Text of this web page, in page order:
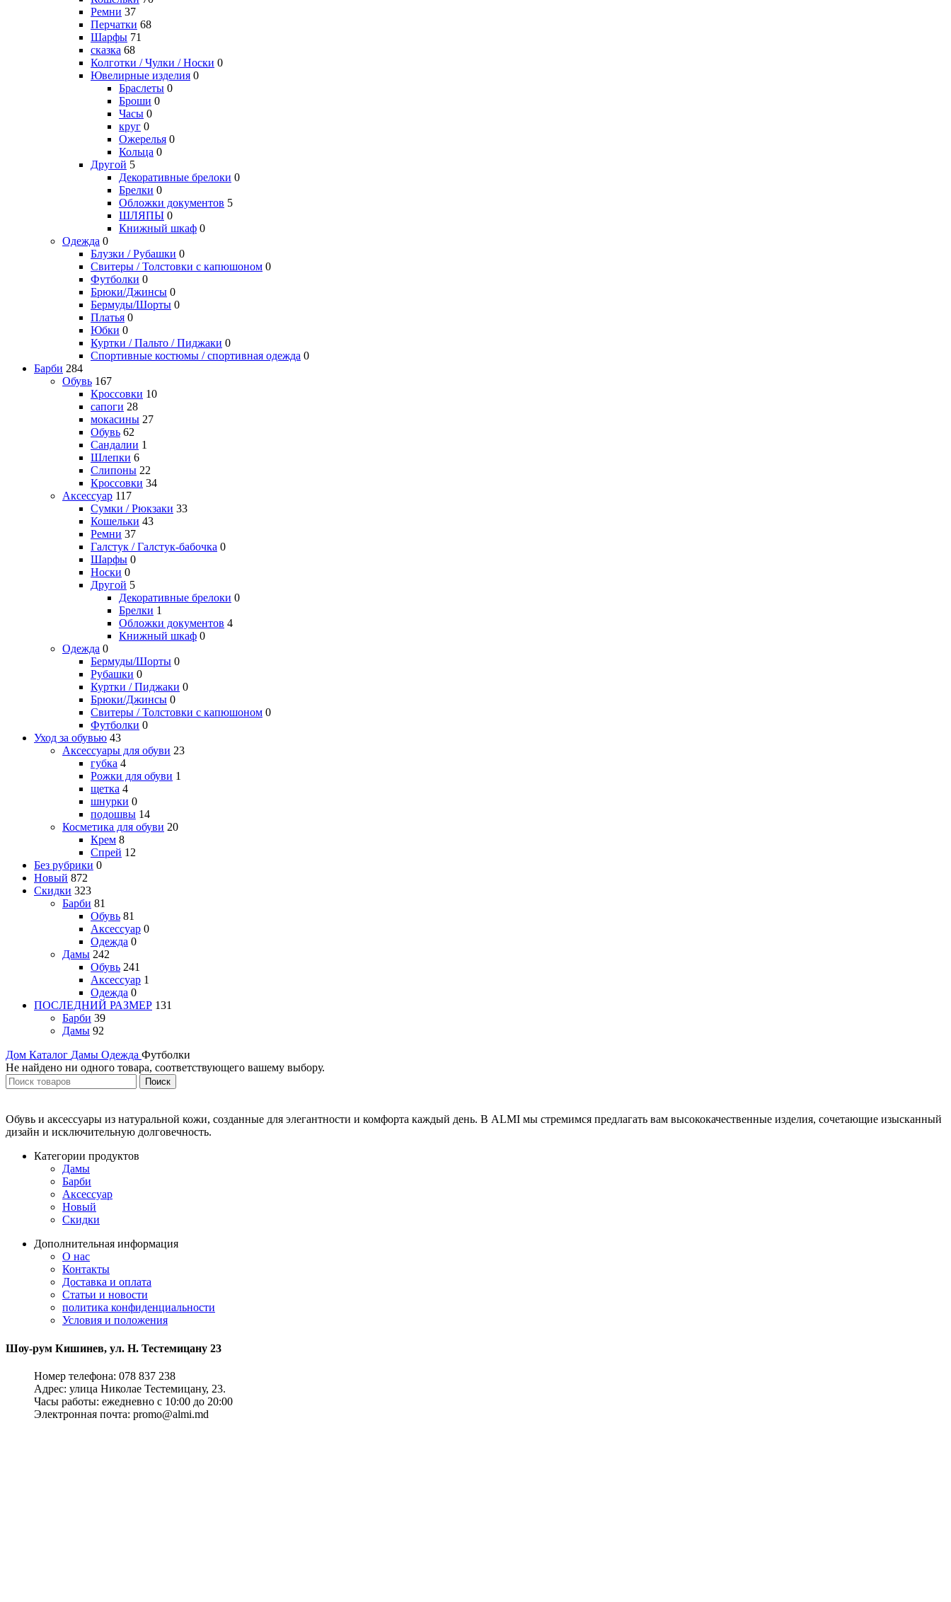
Ремни 37
Перчатки 68
Шарфы 71
сказка 68
Колготки / Чулки / Носки 0
Ювелирные изделия 0
Браслеты 0
Броши 0
Часы 0
круг 0
Ожерелья 0
Кольца 0
Другой 5
Декоративные брелоки 0
Брелки 0
Обложки документов 5
ШЛЯПЫ 0
Книжный шкаф 0
Одежда 0
Блузки / Рубашки 0
Свитеры / Толстовки с капюшоном 0
Футболки 0
Брюки/Джинсы 0
Бермуды/Шорты 0
Платья 0
Юбки 0
Куртки / Пальто / Пиджаки 0
Спортивные костюмы / спортивная одежда 0
Барби 284
Обувь 167
Кроссовки 10
сапоги 28
мокасины 27
Обувь 62
Сандалии 1
Шлепки 6
Слипоны 22
Кроссовки 34
Аксессуар 117
Сумки / Рюкзаки 33
Кошельки 43
Ремни 37
Галстук / Галстук-бабочка 0
Шарфы 0
Носки 0
Другой 5
Декоративные брелоки 0
Брелки 1
Обложки документов 4
Книжный шкаф 0
Одежда 0
Бермуды/Шорты 0
Рубашки 0
Куртки / Пиджаки 0
Брюки/Джинсы 0
Свитеры / Толстовки с капюшоном 0
Футболки 0
Уход за обувью 43
Аксессуары для обуви 23
губка 4
Рожки для обуви 1
щетка 4
шнурки 0
подошвы 14
Косметика для обуви 20
Крем 8
Спрей 12
Без рубрики 0
Новый 872
Скидки 323
Барби 81
Обувь 81
Аксессуар 0
Одежда 0
Дамы 242
Обувь 241
Аксессуар 1
Одежда 0
ПОСЛЕДНИЙ РАЗМЕР 131
Барби 39
Дамы 92
Дом Каталог Дамы Одежда Футболки
Не найдено ни одного товара, соответствующего вашему выбору.
Поиск
Обувь и аксессуары из натуральной кожи, созданные для элегантности и комфорта каждый день. В ALMI мы стремимся предлагать вам высококачественные изделия, сочетающие изысканный
дизайн и исключительную долговечность.
Категории продуктов
Дамы
Барби
Аксессуар
Новый
Скидки
Дополнительная информация
О нас
Контакты
Доставка и оплата
Статьи и новости
политика конфиденциальности
Условия и положения
Шоу-рум Кишинев, ул. Н. Тестемицану 23
Номер телефона: 078 837 238
Адрес: улица Николае Тестемицану, 23.
Часы работы: ежедневно с 10:00 до 20:00
Электронная почта: promo@almi.md